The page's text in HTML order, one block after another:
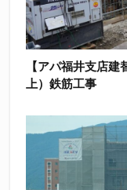
【アパ福井支店
上）鉄筋工事